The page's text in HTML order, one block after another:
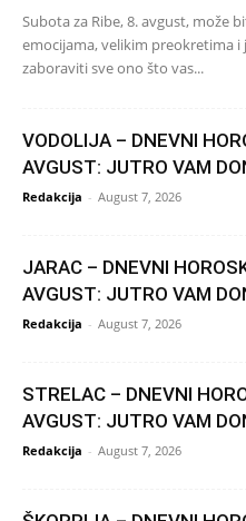
Subota za Ribe, 8. avgust, može
emocijama, velikim preokretima
zaboraviti sve ono što vas...
VODOLIJA – DNEVNI
AVGUST: JUTRO VAM
Redakcija - August 7, 2026
JARAC – DNEVNI
AVGUST: JUTRO VAM
Redakcija - August 7, 2026
STRELAC – DNEVNI
AVGUST: JUTRO VAM
Redakcija - August 7, 2026